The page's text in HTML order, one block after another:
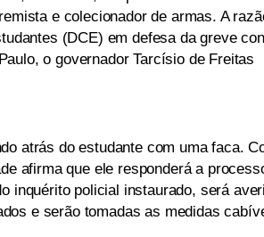
e colecionador de armas. A
(DCE) em defesa da greve
o governador Tarcísio de Freitas
atrás do estudante com uma faca.
afirma que ele responderá a
inquérito policial instaurado, será
e serão tomadas as medidas